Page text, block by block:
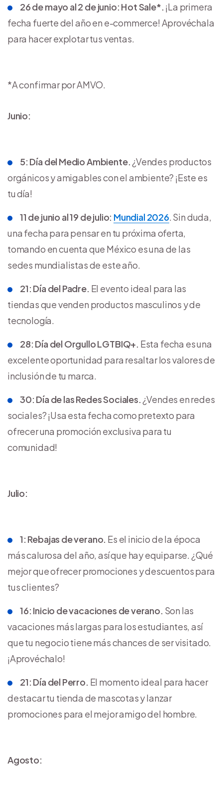
26 de mayo al 2 de junio: Hot Sale*. ¡La primera
fecha fuerte del año en e-commerce! Aprovéchala
para hacer explotar tus ventas.
*A confirmar por AMVO.
Junio:
5: Día del Medio Ambiente. ¿Vendes productos
orgánicos y amigables con el ambiente? ¡Este es
tu día!
11 de junio al 19 de julio: Mundial 2026 . Sin duda,
una fecha para pensar en tu próxima oferta,
tomando en cuenta que México es una de las
sedes mundialistas de este año.
21: Día del Padre. El evento ideal para las
tiendas que venden productos masculinos y de
tecnología.
28: Día del Orgullo LGTBIQ+. Esta fecha es una
excelente oportunidad para resaltar los valores de
inclusión de tu marca.
30: Día de las Redes Sociales. ¿Vendes en redes
sociales? ¡Usa esta fecha como pretexto para
ofrecer una promoción exclusiva para tu
comunidad!
Julio:
1: Rebajas de verano. Es el inicio de la época
más calurosa del año, así que hay equiparse. ¿Qué
mejor que ofrecer promociones y descuentos para
tus clientes?
16: Inicio de vacaciones de verano. Son las
vacaciones más largas para los estudiantes, así
que tu negocio tiene más chances de ser visitado.
¡Aprovéchalo!
21: Día del Perro. El momento ideal para hacer
destacar tu tienda de mascotas y lanzar
promociones para el mejor amigo del hombre.
Agosto: